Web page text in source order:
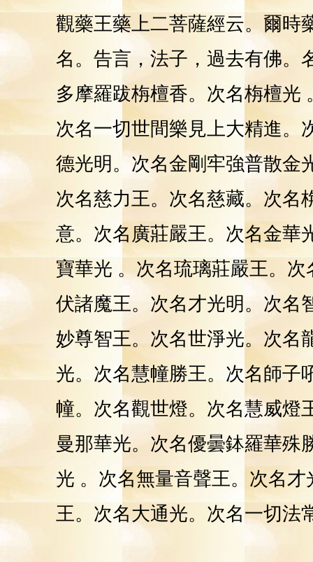
觀藥王藥上二菩薩經云。爾時
名。告言，法子，過去有佛。
多摩羅跋栴檀香。次名栴檀光
次名一切世間樂見上大精進。
德光明。次名金剛牢強普散金
次名慈力王。次名慈藏。次名
意。次名廣莊嚴王。次名金華
寶華光 。次名琉璃莊嚴王。
伏諸魔王。次名才光明。次名
妙尊智王。次名世淨光。次名
光。次名慧幢勝王。次名師子
幢。次名觀世燈。次名慧威燈
曼那華光。次名優曇鉢羅華殊
光 。次名無量音聲王。次名
王。次名大通光。次名一切法